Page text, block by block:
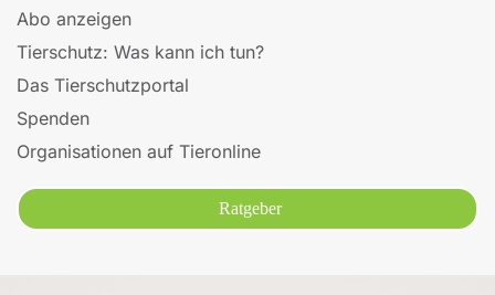
Abo anzeigen
Tierschutz: Was kann ich tun?
Das Tierschutzportal
Spenden
Organisationen auf Tieronline
Ratgeber